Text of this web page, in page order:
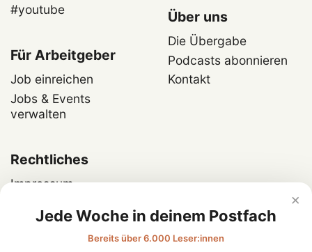
#youtube
Für Arbeitgeber
Job einreichen
Jobs & Events
verwalten
Über uns
Die Übergabe
Podcasts abonnieren
Kontakt
Rechtliches
Impressum
×
Jede Woche in deinem Postfach
Bereits über 6.000 Leser:innen